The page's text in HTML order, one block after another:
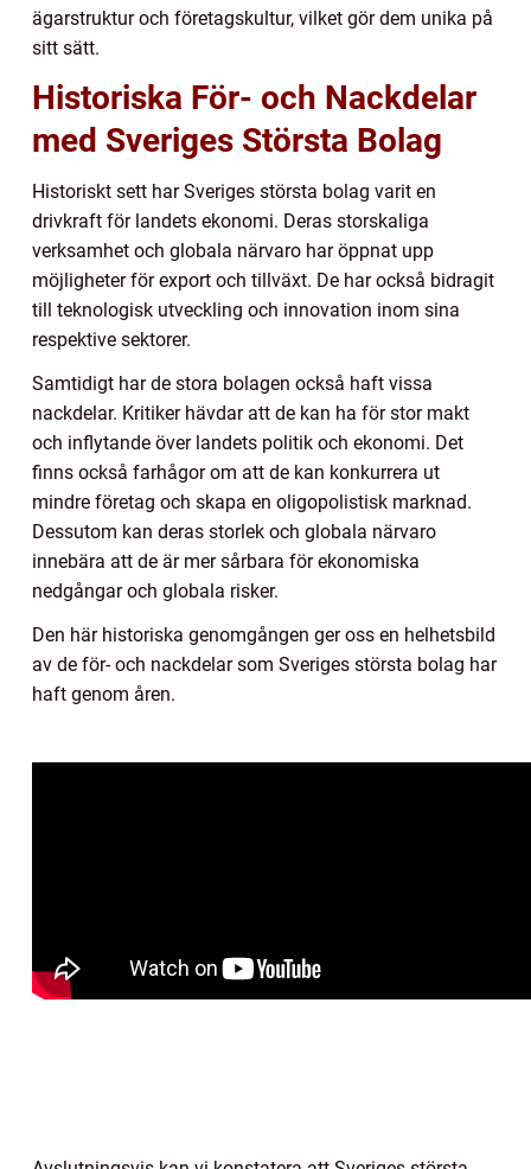
ägarstruktur och företagskultur, vilket gör dem unika på
sitt sätt.
Historiska För- och Nackdelar
med Sveriges Största Bolag
Historiskt sett har Sveriges största bolag varit en
drivkraft för landets ekonomi. Deras storskaliga
verksamhet och globala närvaro har öppnat upp
möjligheter för export och tillväxt. De har också bidragit
till teknologisk utveckling och innovation inom sina
respektive sektorer.
Samtidigt har de stora bolagen också haft vissa
nackdelar. Kritiker hävdar att de kan ha för stor makt
och inflytande över landets politik och ekonomi. Det
finns också farhågor om att de kan konkurrera ut
mindre företag och skapa en oligopolistisk marknad.
Dessutom kan deras storlek och globala närvaro
innebära att de är mer sårbara för ekonomiska
nedgångar och globala risker.
Den här historiska genomgången ger oss en helhetsbild
av de för- och nackdelar som Sveriges största bolag har
haft genom åren.